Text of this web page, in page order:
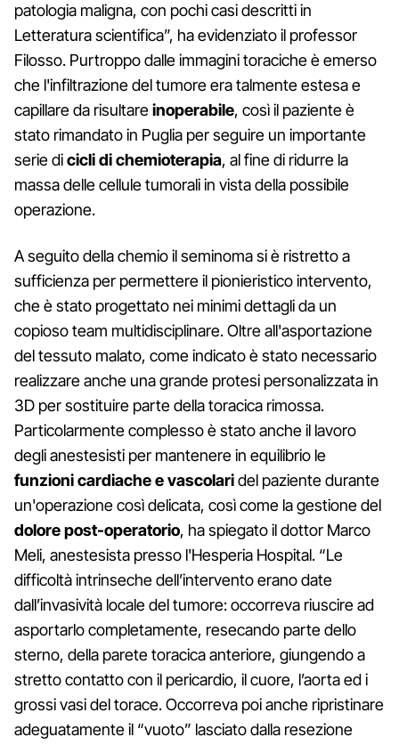
patologia maligna, con pochi casi descritti in
Letteratura scientifica”, ha evidenziato il professor
Filosso. Purtroppo dalle immagini toraciche è emerso
che l'infiltrazione del tumore era talmente estesa e
capillare da risultareinoperabile, così il paziente è
stato rimandato in Puglia per seguire un importante
serie dicicli di chemioterapia, al fine di ridurre la
massa delle cellule tumorali in vista della possibile
operazione.
A seguito della chemio il seminoma si è ristretto a
sufficienza per permettere il pionieristico intervento,
che è stato progettato nei minimi dettagli da un
copioso team multidisciplinare. Oltre all'asportazione
del tessuto malato, come indicato è stato necessario
realizzare anche una grande protesi personalizzata in
3D per sostituire parte della toracica rimossa.
Particolarmente complesso è stato anche il lavoro
degli anestesisti per mantenere in equilibrio le
funzioni cardiache e vascolaridel paziente durante
un'operazione così delicata, così come la gestione del
dolore post-operatorio, ha spiegato il dottor Marco
Meli, anestesista presso l'Hesperia Hospital. “Le
difficoltà intrinseche dell’intervento erano date
dall’invasività locale del tumore: occorreva riuscire ad
asportarlo completamente, resecando parte dello
sterno, della parete toracica anteriore, giungendo a
stretto contatto con il pericardio, il cuore, l’aorta ed i
grossi vasi del torace. Occorreva poi anche ripristinare
adeguatamente il “vuoto” lasciato dalla resezione